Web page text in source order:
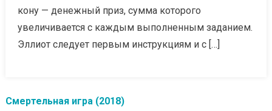
кону — денежный приз, сумма которого
увеличивается с каждым выполненным заданием.
Эллиот следует первым инструкциям и с […]
Смертельная игра (2018)